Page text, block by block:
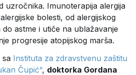
uzročnika. Imunoterapija alergija
bolesti, od alergijskog
astme i utiče na ublažavanje
progresije atopijskog marša.
sa Instituta za zdravstvenu zaštitu
Čupić“, doktorka Gordana